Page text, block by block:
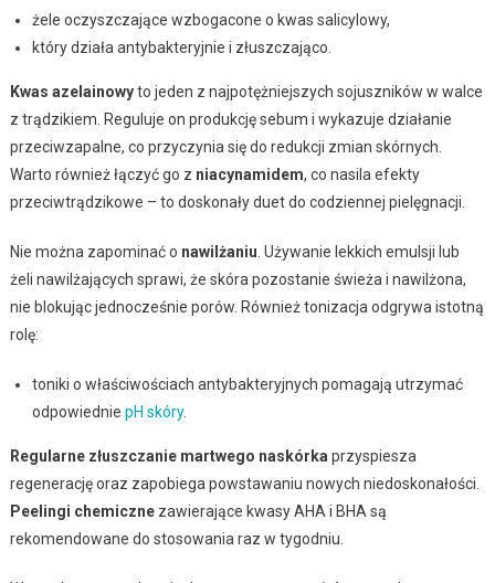
żele oczyszczające wzbogacone o kwas salicylowy,
który działa antybakteryjnie i złuszczająco.
Kwas azelainowyto jeden z najpotężniejszych sojuszników w walce
z trądzikiem. Reguluje on produkcję sebum i wykazuje działanie
przeciwzapalne, co przyczynia się do redukcji zmian skórnych.
Warto również łączyć go z niacynamidem, co nasila efekty
przeciwtrądzikowe – to doskonały duet do codziennej pielęgnacji.
Nie można zapominać o nawilżaniu . Używanie lekkich emulsji lub
żeli nawilżających sprawi, że skóra pozostanie świeża i nawilżona,
nie blokując jednocześnie porów. Również tonizacja odgrywa istotną
rolę:
toniki o właściwościach antybakteryjnych pomagają utrzymać
odpowiednie pH skóry.
Regularne złuszczanie martwego naskórka przyspiesza
regenerację oraz zapobiega powstawaniu nowych niedoskonałości.
Peelingi chemicznezawierające kwasy AHA i BHA są
rekomendowane do stosowania raz w tygodniu.